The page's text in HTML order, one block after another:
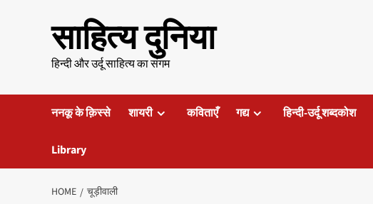
साहित्य दुनिया
हिन्दी और उर्दू साहित्य का संगम
ननकू के क़िस्से शायरी कविताएँ गद्य हिन्दी-उर्दू शब्दकोश
Library
HOME चूड़ीवाली